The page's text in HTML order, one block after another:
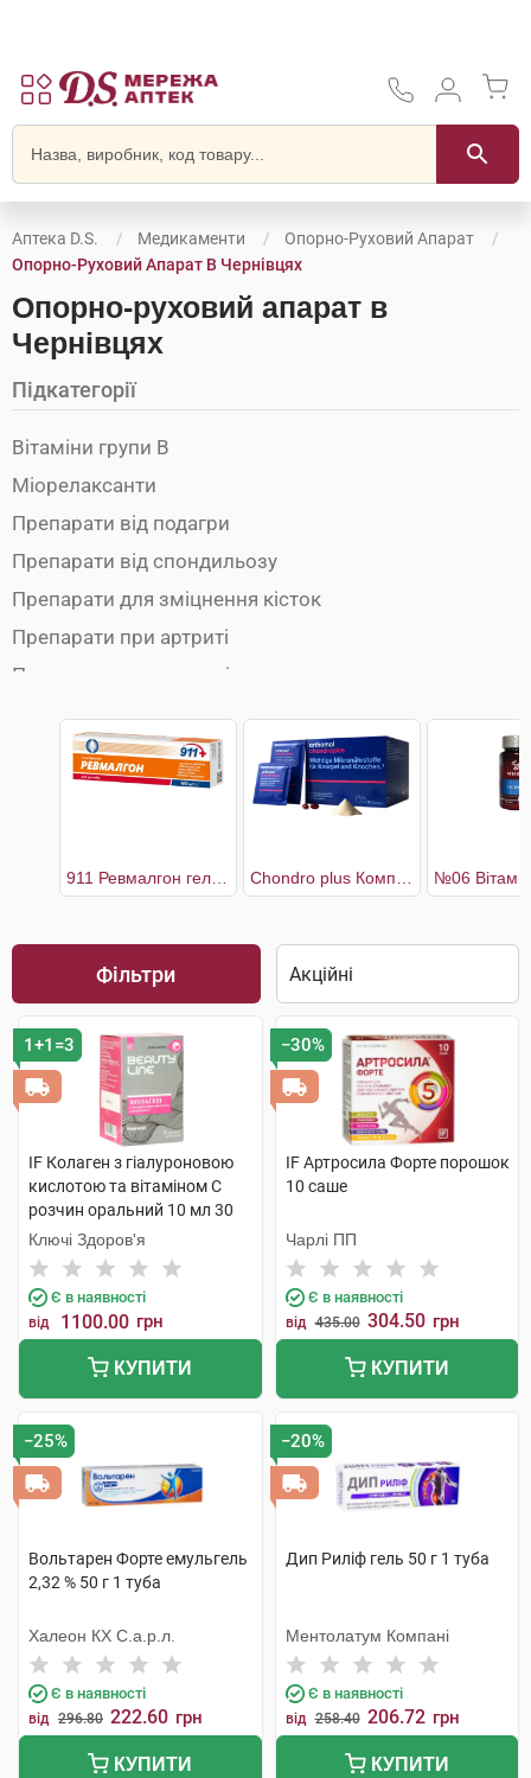
Аптека D.S. Медикаменти
Опорно-Руховий Апарат
Опорно-Руховий Апарат В Чернівцях
Опорно-руховий апарат в
Чернівцях
Підкатегорії
Вітаміни групи В
Міорелаксанти
Препарати від подагри
Препарати від спондильозу
Препарати для зміцнення кісток
Препарати при артриті
Препарати при артрозі
Препарати при бурситі
Препарати при міозиті
Препарати при остеопорозі
Препарати при розтягуванні зв'язок
Протизапальні препарати
Хондропротектори
Фільтри
1+1=3
IF Колаген з гіалуроновою
кислотою та вітаміном C
розчин оральний 10 мл 30
стіків
Ключі Здоров'я
Є в наявності
від 1100.00 грн
КУПИТИ
−30%
IF Артросила Форте порошок
10 саше
Чарлі ПП
Є в наявності
від 435.00 304.50 грн
КУПИТИ
−25%
Вольтарен Форте емульгель
2,32 % 50 г 1 туба
Халеон КХ С.а.р.л.
Є в наявності
від 296.80 222.60 грн
КУПИТИ
−20%
Дип Риліф гель 50 г 1 туба
Ментолатум Компані
Є в наявності
від 258.40 206.72 грн
КУПИТИ